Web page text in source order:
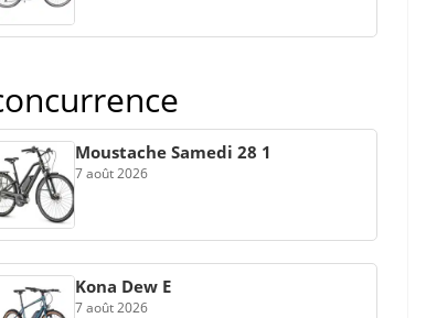
Moustache Samedi 28 1
7 août 2026
Kona Dew E
7 août 2026